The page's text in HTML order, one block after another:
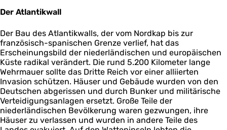
Der Atlantikwall
Der Bau des Atlantikwalls, der vom Nordkap bis zur
französisch-spanischen Grenze verlief, hat das
Erscheinungsbild der niederländischen und europäischen
Küste radikal verändert. Die rund 5.200 Kilometer lange
Wehrmauer sollte das Dritte Reich vor einer alliierten
Invasion schützen. Häuser und Gebäude wurden von den
Deutschen abgerissen und durch Bunker und militärische
Verteidigungsanlagen ersetzt. Große Teile der
niederländischen Bevölkerung waren gezwungen, ihre
Häuser zu verlassen und wurden in andere Teile des